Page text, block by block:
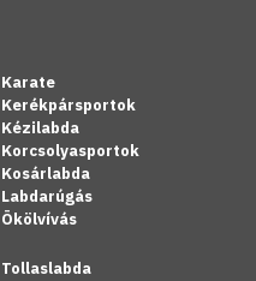
Karate
Kerékpársportok
Kézilabda
Korcsolyasportok
Kosárlabda
Labdarúgás
Ökölvívás
Tollaslabda